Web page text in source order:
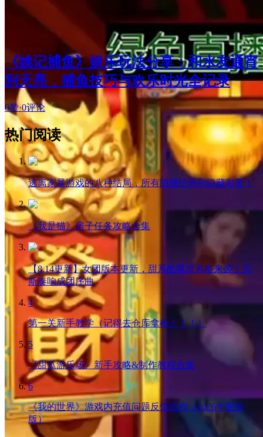
《姚记捕鱼》娱乐玩法分享：和水友通宵
到天亮，捕鱼技巧与欢乐时光全记录
0赞·0评论
热门阅读
逃离家暴游戏的八种结局，所有隐藏结局和隐藏彩蛋！
《我是猫》房子任务攻略合集
【8.14更新】女团版本更新，甜系酷飒双风格来袭！贝
斯奏响成团序曲
4
第一关新手教学（记得去仓库拿枪！！！）
5
《甜瓜游乐场》新手攻略&制作教程合集
6
《我的世界》游戏内充值问题反馈流程（2026年最新
版）